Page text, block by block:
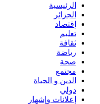
الرئيسية
الجزائر
إقتصاد
تعليم
ثقافة
رياضة
صحة
مجتمع
الدين و الحياة
دولي
إعلانات وإشهار